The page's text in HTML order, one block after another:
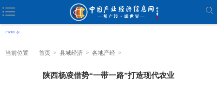
当前位置 首页 > 县域经济 > 各地产经 >
陕西杨凌借势“一带一路”打造现代农业